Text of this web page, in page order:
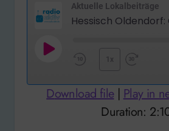
Aktuelle Lokalbeiträge
Play
10
Seconds
1x
Download file| Play in
Duration: